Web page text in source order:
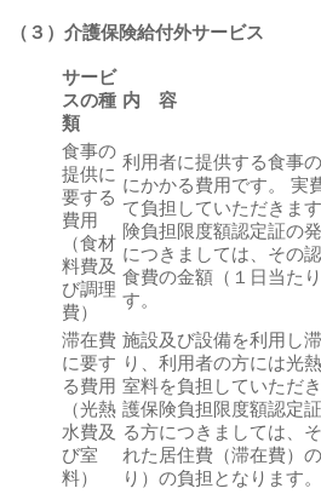
（３）介護保険給付外サービス
サービ
スの種
類
内 容
食事の
提供に
要する
費用
（食材
料費及
び調理
費）
利用者に提供する食事
にかかる費用です。 実
て負担していただきま
険負担限度額認定証の
につきましては、その
食費の金額（１日当た
す。
滞在費
に要す
る費用
（光熱
水費及
び室
料）
施設及び設備を利用し
り、利用者の方には光
室料を負担していただ
護保険負担限度額認定
る方につきましては、
れた居住費（滞在費）
り）の負担となります。